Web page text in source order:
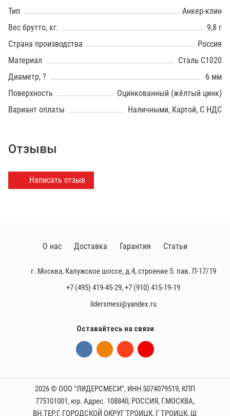
Тип
Анкер-клин
Вес брутто, кг.
9,8 г
Страна производства
Россия
Материал
Сталь С1020
Диаметр, ?
6 мм
Поверхность
Оцинкованный (жёлтый цинк)
Вариант оплаты
Наличными, Картой, С НДС
Отзывы
Написать отзыв
г. Москва, Калужское шоссе, д.4, строение 5. пав. П-17/19
+7 (495) 419-45-29,+7 (910) 415-19-19
lidersmesi@yandex.ru
О нас Доставка Гарантия Статьи
Оставайтесь на связи
2026 © ООО "ЛИДЕРСМЕСИ", ИНН 5074079519, КПП
775101001, юр. Адрес. 108840, РОССИЯ, Г.МОСКВА,
ВН.ТЕР.Г. ГОРОДСКОЙ ОКРУГ ТРОИЦК, Г ТРОИЦК, Ш